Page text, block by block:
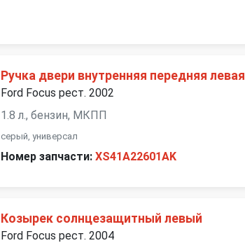
Ручка двери внутренняя передняя левая
Ford Focus рест. 2002
1.8 л., бензин, МКПП
серый, универсал
Номер запчасти: XS41A22601AK
Козырек солнцезащитный левый
Ford Focus рест. 2004